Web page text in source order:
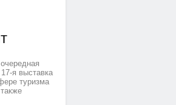
я выставка
туризма